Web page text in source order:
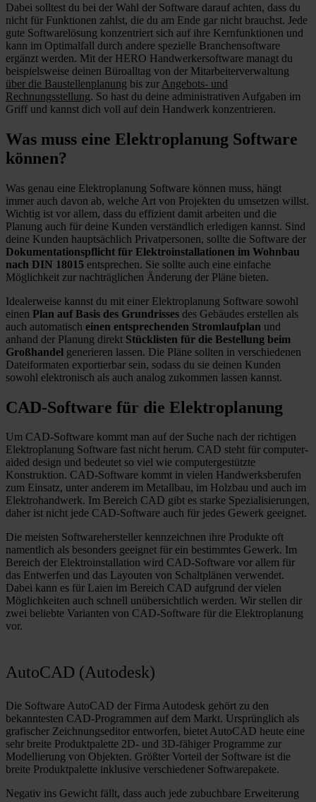
Dabei solltest du bei der Wahl der Software darauf achten, dass du
nicht für Funktionen zahlst, die du am Ende gar nicht brauchst. Jede
gute Softwarelösung konzentriert sich auf ihre Kernfunktionen und
kann im Optimalfall durch andere spezielle Branchensoftware
ergänzt werden. Mit der HERO Handwerkersoftware managt du
beispielsweise deinen Büroalltag von der Mitarbeiterverwaltung
über die Baustellenplanung bis zur Angebots- und
Rechnungsstellung. So hast du deine administrativen Aufgaben im
Griff und kannst dich voll auf dein Handwerk konzentrieren.
Was muss eine Elektroplanung Software
können?
Was genau eine Elektroplanung Software können muss, hängt
immer auch davon ab, welche Art von Projekten du umsetzen willst.
Wichtig ist vor allem, dass du effizient damit arbeiten und die
Planung auch für deine Kunden verständlich erledigen kannst. Sind
deine Kunden hauptsächlich Privatpersonen, sollte die Software der
Dokumentationspflicht für Elektroinstallationen im Wohnbau
nach DIN 18015 entsprechen. Sie sollte auch eine einfache
Möglichkeit zur nachträglichen Änderung der Pläne bieten.
Idealerweise kannst du mit einer Elektroplanung Software sowohl
einen Plan auf Basis des Grundrisses des Gebäudes erstellen als
auch automatisch einen entsprechenden Stromlaufplan und
anhand der Planung direkt Stücklisten für die Bestellung beim
Großhandel generieren lassen. Die Pläne sollten in verschiedenen
Dateiformaten exportierbar sein, sodass du sie deinen Kunden
sowohl elektronisch als auch analog zukommen lassen kannst.
CAD-Software für die Elektroplanung
Um CAD-Software kommt man auf der Suche nach der richtigen
Elektroplanung Software fast nicht herum. CAD steht für computer-
aided design und bedeutet so viel wie computergestützte
Konstruktion. CAD-Software kommt in vielen Handwerksberufen
zum Einsatz, unter anderem im Metallbau, im Holzbau und auch im
Elektrohandwerk. Im Bereich CAD gibt es starke Spezialisierungen,
daher ist nicht jede CAD-Software auch für jedes Gewerk geeignet.
Die meisten Softwarehersteller kennzeichnen ihre Produkte oft
namentlich als besonders geeignet für ein bestimmtes Gewerk. Im
Bereich der Elektroinstallation wird CAD-Software vor allem für
das Entwerfen und das Layouten von Schaltplänen verwendet.
Dabei kann es für Laien im Bereich CAD aufgrund der vielen
Möglichkeiten auch schnell unübersichtlich werden. Wir stellen dir
zwei beliebte Varianten von CAD-Software für die Elektroplanung
vor.
AutoCAD (Autodesk)
Die Software AutoCAD der Firma Autodesk gehört zu den
bekanntesten CAD-Programmen auf dem Markt. Ursprünglich als
grafischer Zeichnungseditor entworfen, bietet AutoCAD heute eine
sehr breite Produktpalette 2D- und 3D-fähiger Programme zur
Modellierung von Objekten. Größter Vorteil der Software ist die
breite Produktpalette inklusive verschiedener Softwarepakete.
Negativ ins Gewicht fällt, dass auch jede zubuchbare Erweiterung